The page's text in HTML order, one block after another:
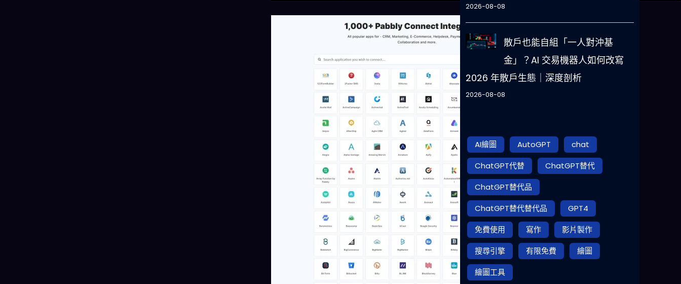
2026-08-08
散戶也能自組「一人對沖基
金」？AI 交易機器人如何改寫
2026 年散戶生態｜深度剖析
2026-08-08
AI繪圖 AutoGPT
chat
ChatGPT代替
ChatGPT替代
ChatGPT替代品
ChatGPT替代替代品
GPT4
免費使用
寫作
影片製作
搜尋引擎
有限免費
繪圖
繪圖工具